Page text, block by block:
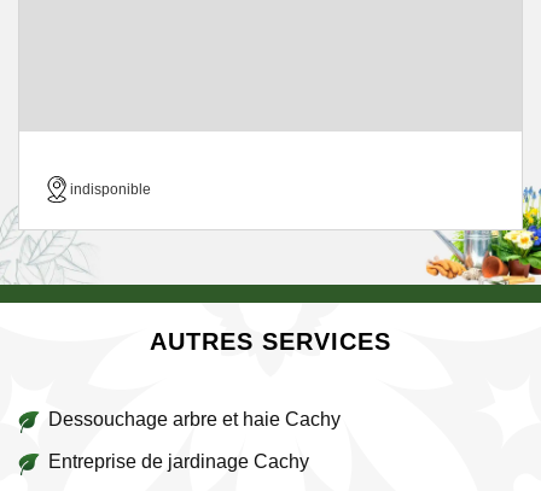
indisponible
AUTRES SERVICES
Dessouchage arbre et haie Cachy
Entreprise de jardinage Cachy